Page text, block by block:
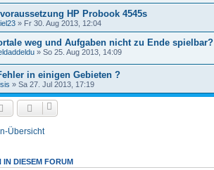
HP Probook 4545s
» Fr 30. Aug 2013, 12:04
weg und Aufgaben nicht zu Ende spielbar?
» So 25. Aug 2013, 14:09
in einigen Gebieten ?
» Sa 27. Jul 2013, 17:19
Übersicht
IN DIESEM FORUM